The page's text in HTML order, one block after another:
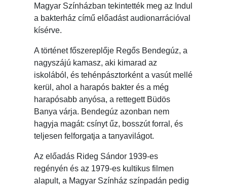
Magyar Színházban tekintették meg az Indul
a bakterház című előadást audionarrációval
kísérve.
A történet főszereplője Regős Bendegúz, a
nagyszájú kamasz, aki kimarad az
iskolából, és tehénpásztorként a vasút mellé
kerül, ahol a harapós bakter és a még
harapósabb anyósa, a rettegett Büdös
Banya várja. Bendegúz azonban nem
hagyja magát: csínyt űz, bosszút forral, és
teljesen felforgatja a tanyavilágot.
Az előadás Rideg Sándor 1939-es
regényén és az 1979-es kultikus filmen
alapult, a Magyar Színház színpadán pedig